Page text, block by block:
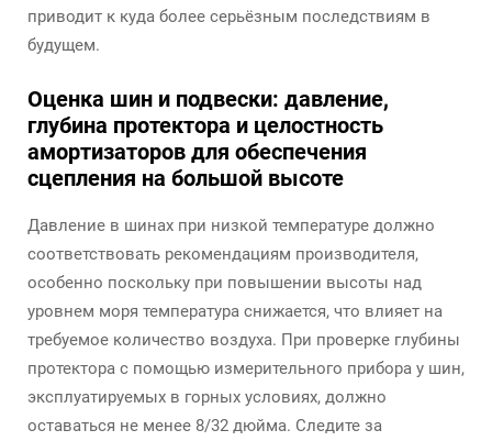
приводит к куда более серьёзным последствиям в
будущем.
Оценка шин и подвески: давление,
глубина протектора и целостность
амортизаторов для обеспечения
сцепления на большой высоте
Давление в шинах при низкой температуре должно
соответствовать рекомендациям производителя,
особенно поскольку при повышении высоты над
уровнем моря температура снижается, что влияет на
требуемое количество воздуха. При проверке глубины
протектора с помощью измерительного прибора у шин,
эксплуатируемых в горных условиях, должно
оставаться не менее 8/32 дюйма. Следите за